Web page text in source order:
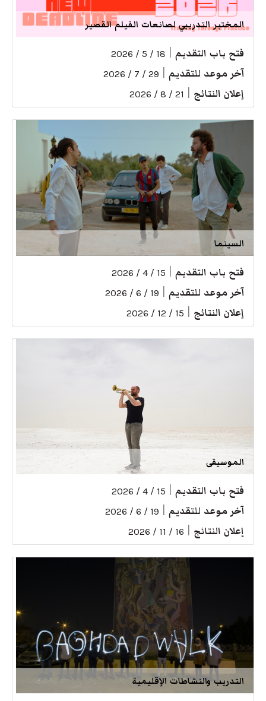
المختبر التدريبي لصانعات الفيلم القصير
فتح باب التقديم 18 / 5 / 2026
آخر موعد للتقديم 29 / 7 / 2026
إعلان النتائج 21 / 8 / 2026
السينما
فتح باب التقديم 15 / 4 / 2026
آخر موعد للتقديم 19 / 6 / 2026
إعلان النتائج 15 / 12 / 2026
الموسيقى
فتح باب التقديم 15 / 4 / 2026
آخر موعد للتقديم 19 / 6 / 2026
إعلان النتائج 16 / 11 / 2026
التدريب والنشاطات الإقليمية